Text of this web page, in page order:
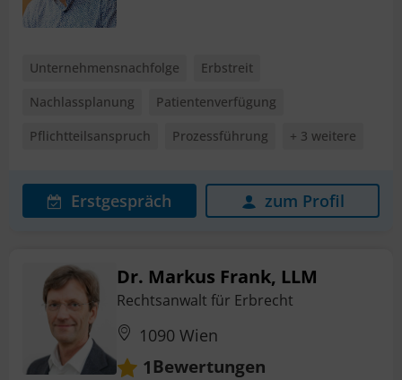
Unternehmensnachfolge
Erbstreit
Nachlassplanung
Patientenverfügung
Pflichtteilsanspruch
Prozessführung + 3 weitere
Erstgespräch zum Profil
Dr. Markus Frank, LLM
Rechtsanwalt für Erbrecht
1090 Wien
1Bewertungen